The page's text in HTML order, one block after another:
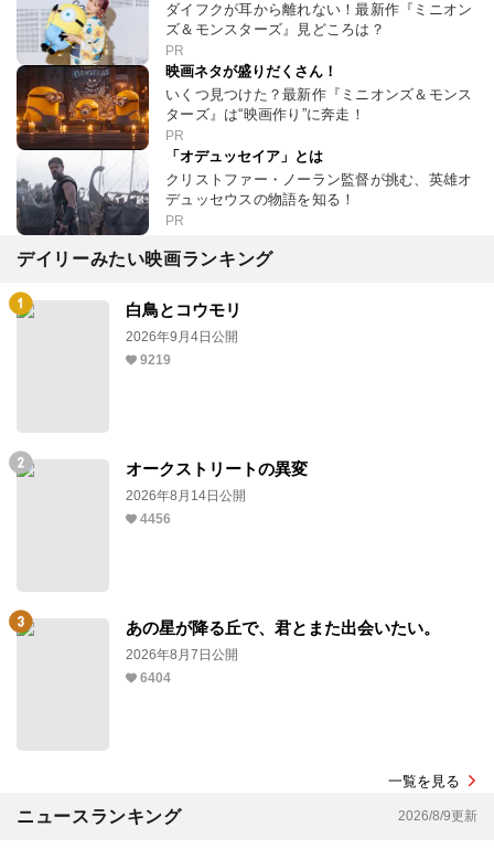
ダイフクが耳から離れない！最新作『ミニオン
ズ＆モンスターズ』見どころは？
PR
映画ネタが盛りだくさん！
いくつ見つけた？最新作『ミニオンズ＆モンス
ターズ』は“映画作り”に奔走！
PR
「オデュッセイア」とは
クリストファー・ノーラン監督が挑む、英雄オ
デュッセウスの物語を知る！
PR
デイリーみたい映画ランキング
白鳥とコウモリ
2026年9月4日公開
9219
オークストリートの異変
2026年8月14日公開
4456
あの星が降る丘で、君とまた出会いたい。
2026年8月7日公開
6404
一覧を見る
ニュースランキング 2026/8/9更新